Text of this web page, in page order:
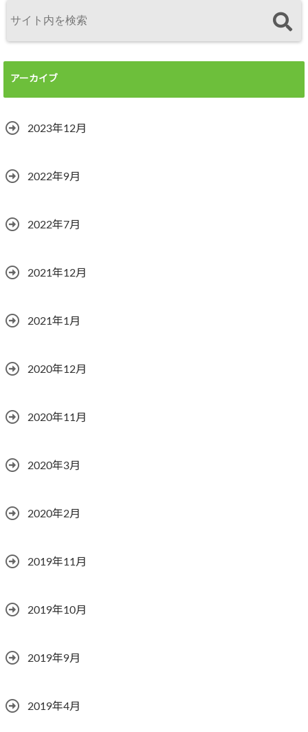
アーカイブ
2023年12月
2022年9月
2022年7月
2021年12月
2021年1月
2020年12月
2020年11月
2020年3月
2020年2月
2019年11月
2019年10月
2019年9月
2019年4月